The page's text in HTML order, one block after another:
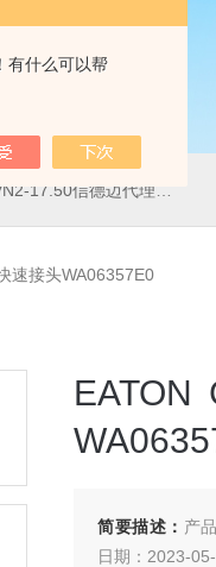
有什么可以帮
17.50信德迈代理PMA导管夹
速接头WA06357E0
简要描述： 产
日期：2023-